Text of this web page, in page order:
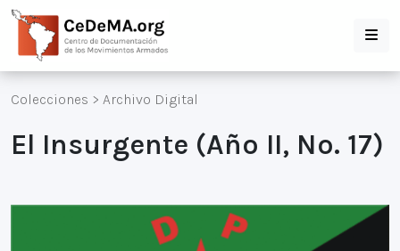
Colecciones > Archivo Digital
El Insurgente (Año II, No. 17)